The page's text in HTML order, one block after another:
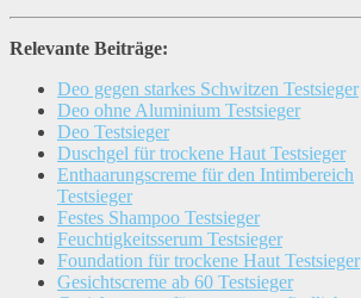
Relevante Beiträge:
Deo gegen starkes Schwitzen Testsieger
Deo ohne Aluminium Testsieger
Deo Testsieger
Duschgel für trockene Haut Testsieger
Enthaarungscreme für den Intimbereich
Testsieger
Festes Shampoo Testsieger
Feuchtigkeitsserum Testsieger
Foundation für trockene Haut Testsieger
Gesichtscreme ab 60 Testsieger